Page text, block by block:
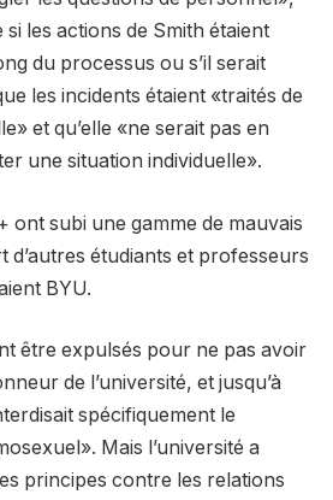
si les actions de Smith étaient
du processus ou s’il serait
les incidents étaient «traités de
et qu’elle «ne serait pas en
une situation individuelle».
ont subi une gamme de mauvais
d’autres étudiants et professeurs
BYU.
être expulsés pour ne pas avoir
de l’université, et jusqu’à
spécifiquement le
Mais l’université a
principes contre les relations